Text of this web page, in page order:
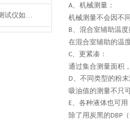
激光闪光法导热系数测试仪如何征服极端温度下的材料测试？
A、机械测量：
机械测量不会因不
B、混合室辅助温
在混合室辅助的温
C、更紧凑：
通过集合测量面积
D、不同类型的粉
吸油值的测量不只
E、各种液体也可用
除了用炭黑的DBP